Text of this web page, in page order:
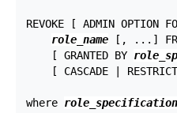
REVOKE [ ADMIN OPTION
role_name [, ...]
    [ GRANTED BY
[ CASCADE | RESTRICT
where role_specification